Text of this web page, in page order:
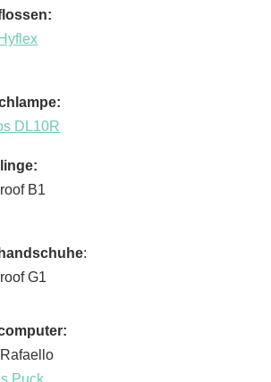
DL10R
B1
:
G1
Puck